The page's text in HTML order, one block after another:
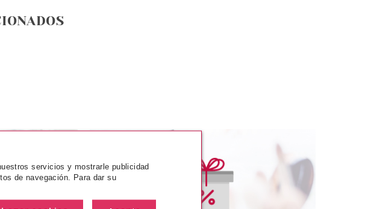
ESSENCE
servicios y mostrarle publicidad
de navegación. Para dar su